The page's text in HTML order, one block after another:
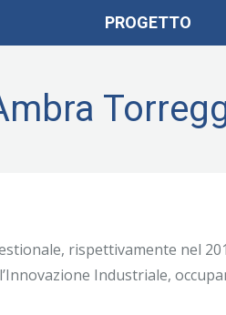
PROGETTO
rispettivamente nel
Industriale,